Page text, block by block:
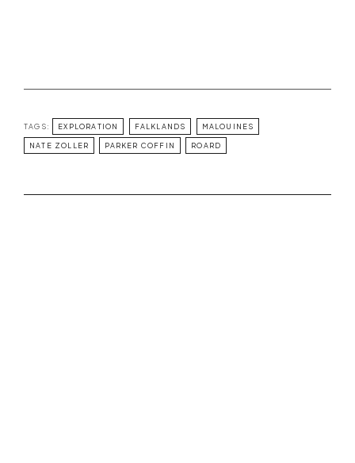
TAGS: EXPLORATION FALKLANDS MALOUINES
NATE ZOLLER PARKER COFFIN ROARD